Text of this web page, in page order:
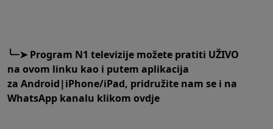
╰┈➤Program N1 televizije možete pratiti UŽIVO
na ovom linku kao i putem aplikacija
za Android|iPhone/iPad, pridružite nam se i na
WhatsApp kanalu klikom ovdje